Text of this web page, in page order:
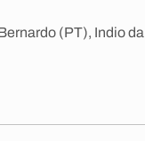
(PT), Indio